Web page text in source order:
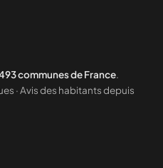
communes de France.
· Avis des habitants depuis